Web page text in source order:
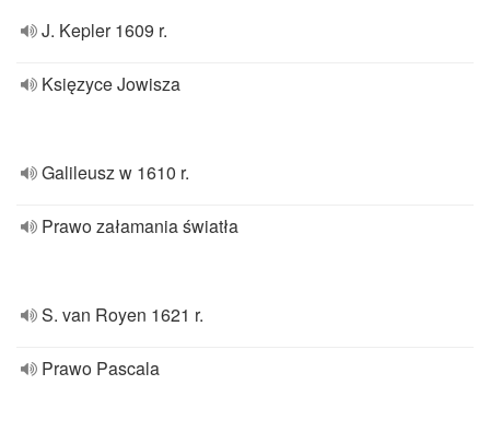
J. Kepler 1609 r.
Księzyce Jowisza
Galileusz w 1610 r.
Prawo załamania światła
S. van Royen 1621 r.
Prawo Pascala